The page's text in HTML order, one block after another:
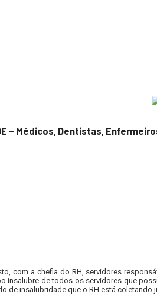
– Médicos, Dentistas,
com a chefia do RH, servidores
insalubre de todos os servidores que
de insalubridade que o RH está